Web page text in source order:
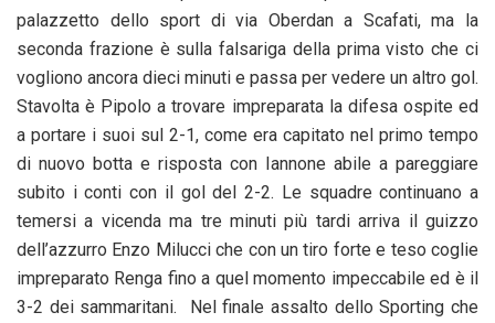
palazzetto dello sport di via Oberdan a Scafati, ma la
seconda frazione è sulla falsariga della prima visto che ci
vogliono ancora dieci minuti e passa per vedere un altro gol.
Stavolta è Pipolo a trovare impreparata la difesa ospite ed
a portare i suoi sul 2-1, come era capitato nel primo tempo
di nuovo botta e risposta con Iannone abile a pareggiare
subito i conti con il gol del 2-2. Le squadre continuano a
temersi a vicenda ma tre minuti più tardi arriva il guizzo
dell’azzurro Enzo Milucci che con un tiro forte e teso coglie
impreparato Renga fino a quel momento impeccabile ed è il
3-2 dei sammaritani. Nel finale assalto dello Sporting che